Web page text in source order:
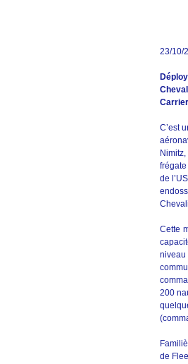
23/10/
C’est
de
Cette
niveau
200
de